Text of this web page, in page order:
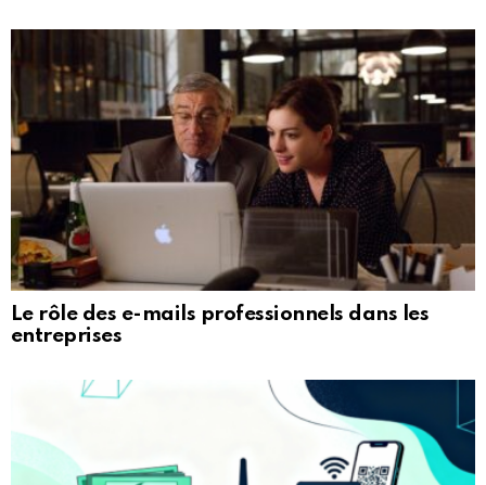
Le rôle des e-mails professionnels dans les
entreprises